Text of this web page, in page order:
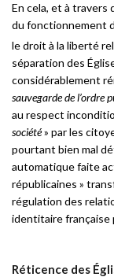
En cela, et à travers
du fonctionnement
le droit à la liberté
séparation des
considérablement
sauvegarde de l’ordre
au respect
société» par les
pourtant bien mal
automatique faite
républicaines »
régulation des
identitaire française
Réticence des